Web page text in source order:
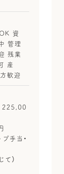
資
管理
残業
産
歓迎
手当・
）